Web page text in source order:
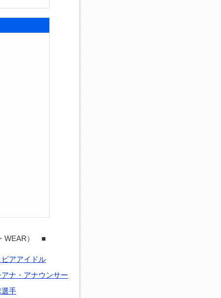
WEAR） ■
ビアアイドル
ナ・アナウンサー
選手